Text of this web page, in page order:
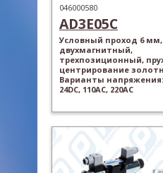
046000580
AD3E05C
Условный проход 6 мм,
двухмагнитный,
трехпозиционный,
центрирование
Варианты напряжения:
24DC, 110AC, 220AC